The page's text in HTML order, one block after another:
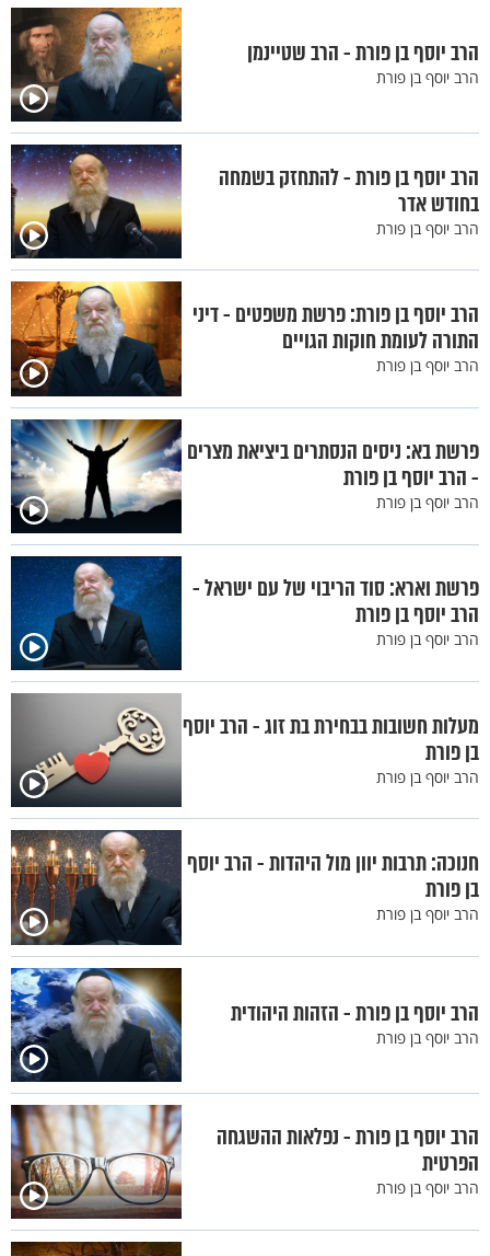
הרב יוסף בן פורת - הרב שטיינמן
הרב יוסף בן פורת
הרב יוסף בן פורת - להתחזק בשמחה
בחודש אדר
הרב יוסף בן פורת
הרב יוסף בן פורת: פרשת משפטים - דיני
התורה לעומת חוקות הגויים
הרב יוסף בן פורת
פרשת בא: ניסים הנסתרים ביציאת מצרים
- הרב יוסף בן פורת
הרב יוסף בן פורת
פרשת וארא: סוד הריבוי של עם ישראל -
הרב יוסף בן פורת
הרב יוסף בן פורת
מעלות חשובות בבחירת בת זוג - הרב יוסף
בן פורת
הרב יוסף בן פורת
חנוכה: תרבות יוון מול היהדות - הרב יוסף
בן פורת
הרב יוסף בן פורת
הרב יוסף בן פורת - הזהות היהודית
הרב יוסף בן פורת
הרב יוסף בן פורת - נפלאות ההשגחה
הפרטית
הרב יוסף בן פורת